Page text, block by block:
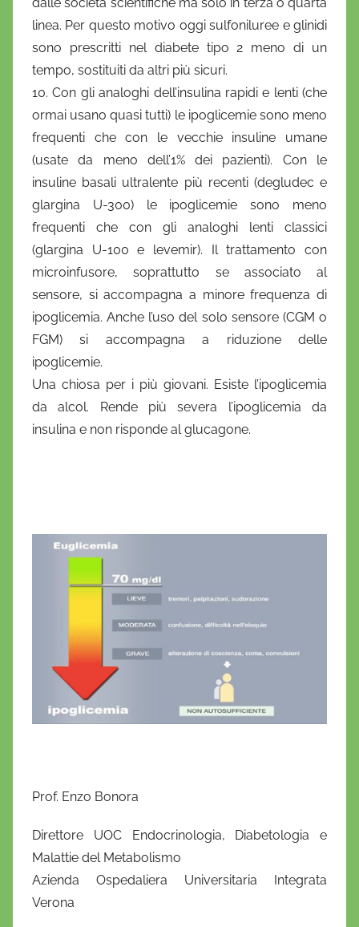
linea. Per questo motivo oggi sulfoniluree e glinidi
sono prescritti nel diabete tipo 2 meno di un
tempo, sostituiti da altri più sicuri.
10. Con gli analoghi dell’insulina rapidi e lenti (che
ormai usano quasi tutti) le ipoglicemie sono meno
frequenti che con le vecchie insuline umane
(usate da meno dell’1% dei pazienti). Con le
insuline basali ultralente più recenti (degludec e
glargina U-300) le ipoglicemie sono meno
frequenti che con gli analoghi lenti classici
(glargina U-100 e levemir). Il trattamento con
microinfusore, soprattutto se associato al
sensore, si accompagna a minore frequenza di
ipoglicemia. Anche l’uso del solo sensore (CGM o
FGM) si accompagna a riduzione delle
ipoglicemie.
Una chiosa per i più giovani. Esiste l’ipoglicemia
da alcol. Rende più severa l’ipoglicemia da
insulina e non risponde al glucagone.
Prof. Enzo Bonora
Direttore UOC Endocrinologia, Diabetologia e
Malattie del Metabolismo
Azienda Ospedaliera Universitaria Integrata
Verona